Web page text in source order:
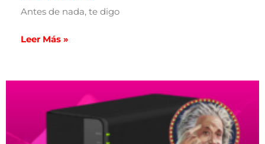
Antes de nada, te digo
Leer Más »